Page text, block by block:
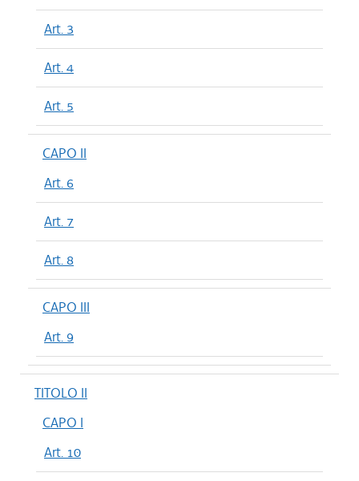
Art. 3
Art. 4
Art. 5
CAPO II
Art. 6
Art. 7
Art. 8
CAPO III
Art. 9
TITOLO II
CAPO I
Art. 10